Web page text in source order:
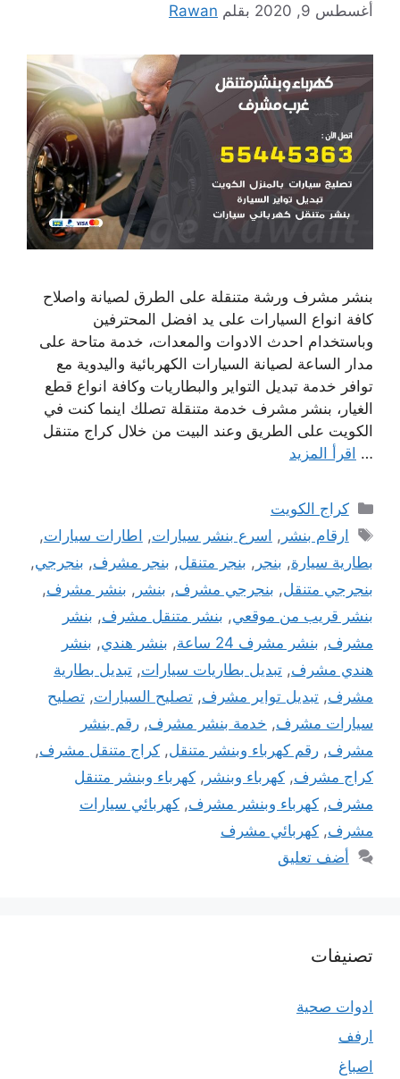
أغسطس 9, 2020 بقلم Rawan
بنشر مشرف ورشة متنقلة على الطرق لصيانة واصلاح
كافة انواع السيارات على يد افضل المحترفين
وباستخدام احدث الادوات والمعدات، خدمة متاحة على
مدار الساعة لصيانة السيارات الكهربائية واليدوية مع
توافر خدمة تبديل التواير والبطاريات وكافة انواع قطع
الغيار، بنشر مشرف خدمة متنقلة تصلك اينما كنت في
الكويت على الطريق وعند البيت من خلال كراج متنقل
… اقرأ المزيد
التصنيفات
كراج الكويت
الوسوم
ارقام بنشر , اسرع بنشر سيارات, اطارات سيارات,
بطارية سيارة, بنجر , بنجر متنقل, بنجر مشرف, بنجرجي,
بنجرجي متنقل, بنجرجي مشرف, بنشر , بنشر مشرف,
بنشر قريب من موقعي, بنشر متنقل مشرف, بنشر
مشرف, بنشر مشرف 24 ساعة , بنشر هندي, بنشر
هندي مشرف, تبديل بطاريات سيارات, تبديل بطارية
مشرف, تبديل تواير مشرف, تصليح السيارات, تصليح
سيارات مشرف, خدمة بنشر مشرف, رقم بنشر
مشرف, رقم كهرباء وبنشر متنقل, كراج متنقل مشرف,
كراج مشرف, كهرباء وبنشر , كهرباء وبنشر متنقل
مشرف, كهرباء وبنشر مشرف, كهربائي سيارات
مشرف, كهربائي مشرف
أضف تعليق
تصنيفات
ادوات صحية
ارفف
اصباغ